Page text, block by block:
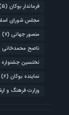
فرماندار بوکان (5)
مجلس شورای
منصور جهانی (7)
ناصح محمدخانی
نختسین جشنواره
نماینده بوکان (6)
وزارت فرهنگ و